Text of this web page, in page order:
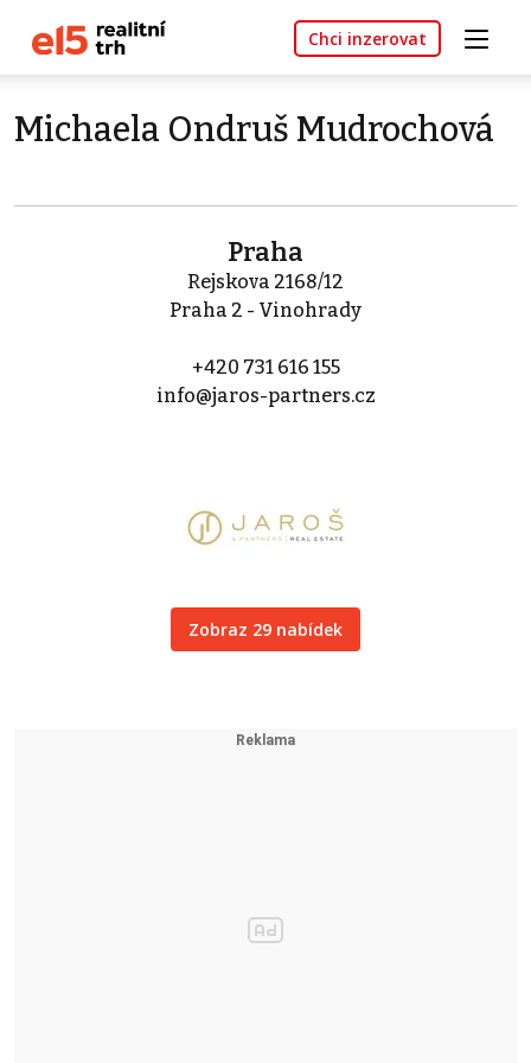
Chci inzerovat
Michaela Ondruš Mudrochová
Praha
Rejskova 2168/12
Praha 2 - Vinohrady
+420 731 616 155
info@jaros-partners.cz
Zobraz 29 nabídek